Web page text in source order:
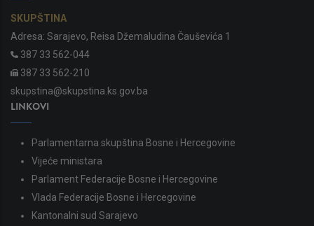
SKUPŠTINA
Adresa: Sarajevo, Reisa Džemaludina Čauševića 1
387 33 562-044
387 33 562-210
skupstina@skupstina.ks.gov.ba
LINKOVI
Parlamentarna skupština Bosne i Hercegovine
Vijeće ministara
Parlament Federacije Bosne i Hercegovine
Vlada Federacije Bosne i Hercegovine
Kantonalni sud Sarajevo